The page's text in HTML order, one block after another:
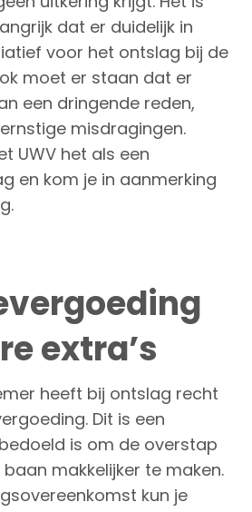
dat er duidelijk in
voor het ontslag bij de
moet er staan dat er
een dringende reden,
misdragingen.
UWV het als een
en kom je in aanmerking
extra’s
heeft bij ontslag recht
Dit is een
is om de overstap
makkelijker te maken.
kun je